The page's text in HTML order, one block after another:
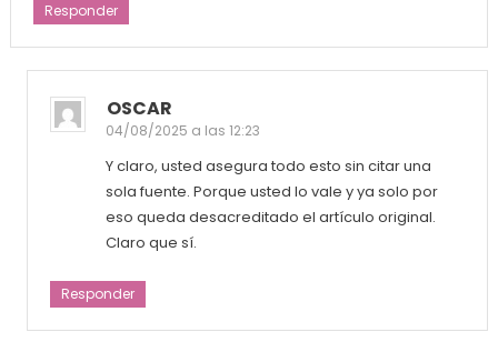
Responder
OSCAR
04/08/2025 a las 12:23
Y claro, usted asegura todo esto sin citar una
sola fuente. Porque usted lo vale y ya solo por
eso queda desacreditado el artículo original.
Claro que sí.
Responder